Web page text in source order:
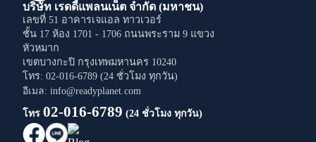
บริษัท เรดดี้แพลนเน็ต จำกัด (มหาชน)
เลขที่ 51 อาคารเจแอล ทาวเวอร์
ชั้น 17 ห้อง 1701 - 1706 ถนนพระราม 9 แขวง
หัวหมาก
เขตบางกะปิ กรุงเทพมหานคร 10240
โทร: 02-016-6789 (24 ชั่วโมง ทุกวัน)
อีเมล: info@readyplanet.com
โทร 02-016-6789 (24 ชั่วโมง ทุกวัน)